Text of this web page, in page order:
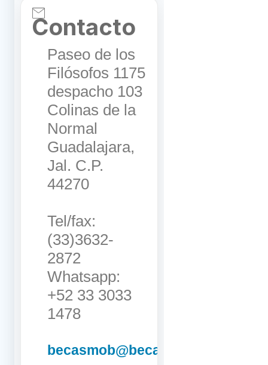
Contacto
Paseo de los
Filósofos 1175
despacho 103
Colinas de la
Normal
Guadalajara,
Jal. C.P.
44270
Tel/fax:
(33)3632-
2872
Whatsapp:
+52 33 3033
1478
becasmob@becasmob.org.mx